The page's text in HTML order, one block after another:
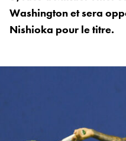
Washington et sera
Nishioka pour le titre.